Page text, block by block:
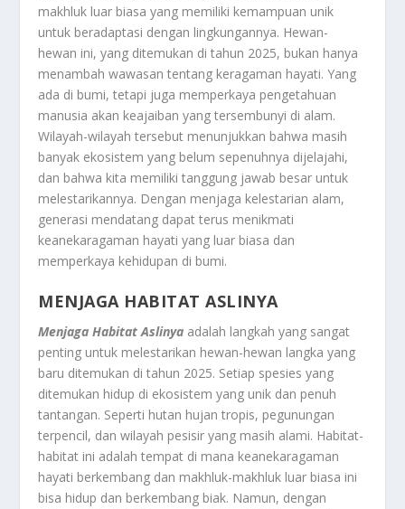
makhluk luar biasa yang memiliki kemampuan unik
untuk beradaptasi dengan lingkungannya. Hewan-
hewan ini, yang ditemukan di tahun 2025, bukan hanya
menambah wawasan tentang keragaman hayati. Yang
ada di bumi, tetapi juga memperkaya pengetahuan
manusia akan keajaiban yang tersembunyi di alam.
Wilayah-wilayah tersebut menunjukkan bahwa masih
banyak ekosistem yang belum sepenuhnya dijelajahi,
dan bahwa kita memiliki tanggung jawab besar untuk
melestarikannya. Dengan menjaga kelestarian alam,
generasi mendatang dapat terus menikmati
keanekaragaman hayati yang luar biasa dan
memperkaya kehidupan di bumi.
MENJAGA HABITAT ASLINYA
Menjaga Habitat Aslinya adalah langkah yang sangat
penting untuk melestarikan hewan-hewan langka yang
baru ditemukan di tahun 2025. Setiap spesies yang
ditemukan hidup di ekosistem yang unik dan penuh
tantangan. Seperti hutan hujan tropis, pegunungan
terpencil, dan wilayah pesisir yang masih alami. Habitat-
habitat ini adalah tempat di mana keanekaragaman
hayati berkembang dan makhluk-makhluk luar biasa ini
bisa hidup dan berkembang biak. Namun, dengan